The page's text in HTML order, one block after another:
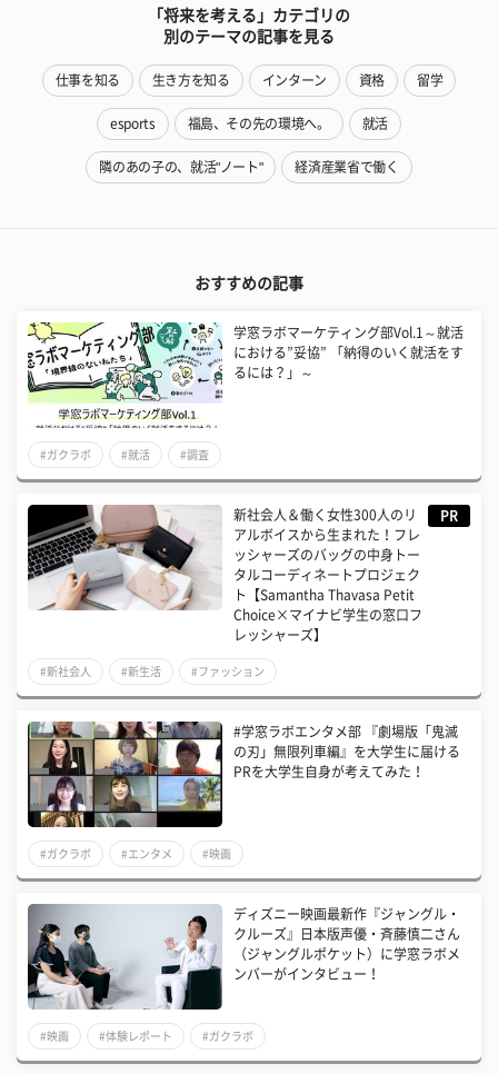
「将来を考える」カテゴリの
別のテーマの記事を見る
仕事を知る 生き方を知る インターン 資格 留学
esports 福島、その先の環境へ。 就活
隣のあの子の、就活"ノート" 経済産業省で働く
おすすめの記事
学窓ラボマーケティング部Vol.1～就活
における”妥協” 「納得のいく就活をす
るには？」～
#ガクラボ #就活 #調査
新社会人＆働く女性300人のリ
アルボイスから生まれた！フレ
ッシャーズのバッグの中身トー
タルコーディネートプロジェク
ト【Samantha Thavasa Petit
Choice×マイナビ学生の窓口フ
レッシャーズ】
PR
#新社会人 #新生活 #ファッション
#学窓ラボエンタメ部 『劇場版「鬼滅
の刃」無限列車編』を大学生に届ける
PRを大学生自身が考えてみた！
#ガクラボ #エンタメ #映画
ディズニー映画最新作『ジャングル・
クルーズ』日本版声優・斉藤慎二さん
（ジャングルポケット）に学窓ラボメ
ンバーがインタビュー！
#映画 #体験レポート #ガクラボ